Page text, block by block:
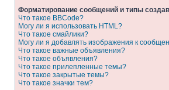
Форматирование сообщений и типы
Что такое BBCode?
Могу ли я использовать HTML?
Что такое смайлики?
Могу ли я добавлять изображения к
Что такое важные объявления?
Что такое объявления?
Что такое прилепленные темы?
Что такое закрытые темы?
Что такое значки тем?